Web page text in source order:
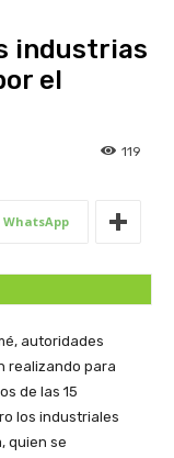
industrias
el
119
WhatsApp
autoridades
realizando para
de las 15
los industriales
quien se